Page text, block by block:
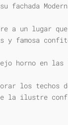
su fachada
a un lugar
y famosa
horno en
los techos
la ilustre